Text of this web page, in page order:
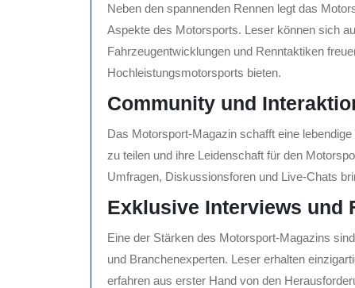
Neben den spannenden Rennen legt das
Aspekte des Motorsports. Leser können sich
Fahrzeugentwicklungen und Renntaktiken
Hochleistungsmotorsports bieten.
Community und
Das Motorsport-Magazin schafft eine
zu teilen und ihre Leidenschaft für den
Umfragen, Diskussionsforen und Live-Chats
Exklusive Interviews und
Eine der Stärken des Motorsport-Magazins
und Branchenexperten. Leser erhalten
erfahren aus erster Hand von den